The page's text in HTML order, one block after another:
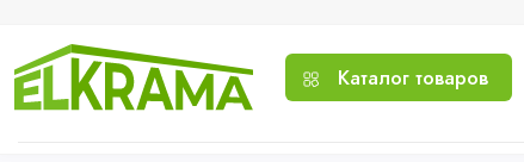
Каталог товаров